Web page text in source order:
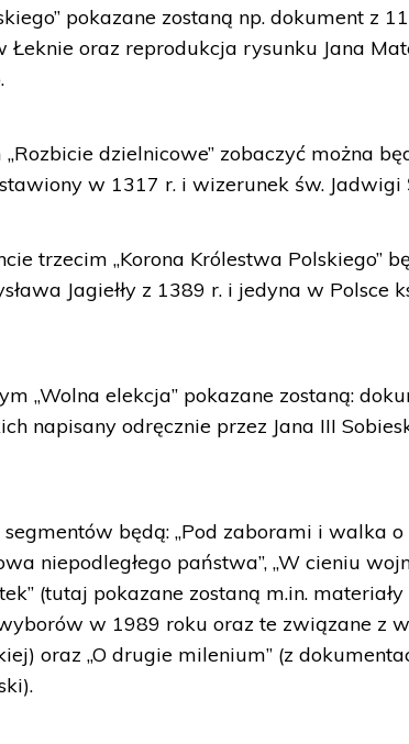
pokazane zostaną np. dokument z
Łeknie oraz reprodukcja rysunku Jana
dzielnicowe” zobaczyć można
w 1317 r. i wizerunek św. Jadwigi
trzecim „Korona Królestwa Polskiego”
Jagiełły z 1389 r. i jedyna w Polsce
„Wolna elekcja” pokazane zostaną:
napisany odręcznie przez Jana III
będą: „Pod zaborami i walka o
niepodległego państwa”, „W cieniu
(tutaj pokazane zostaną m.in.
w 1989 roku oraz te związane z
oraz „O drugie milenium” (z